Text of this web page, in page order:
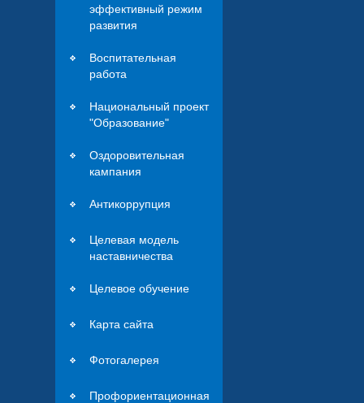
эффективный режим
развития
Воспитательная
работа
Национальный проект
"Образование"
Оздоровительная
кампания
Антикоррупция
Целевая модель
наставничества
Целевое обучение
Карта сайта
Фотогалерея
Профориентационная